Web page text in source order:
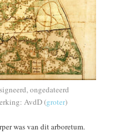
ongedateerd
AvdD (groter)
was van dit arboretum.